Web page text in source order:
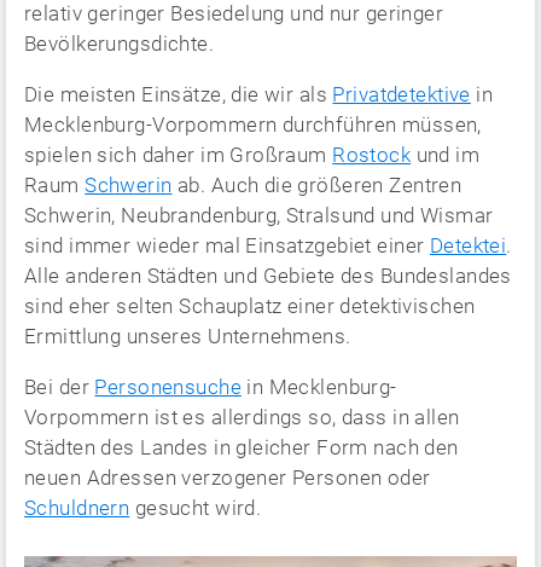
relativ geringer Besiedelung und nur geringer
Bevölkerungsdichte.
Die meisten Einsätze, die wir als Privatdetektive in
Mecklenburg-Vorpommern durchführen müssen,
spielen sich daher im Großraum Rostock und im
RaumSchwerin ab. Auch die größeren Zentren
Schwerin, Neubrandenburg, Stralsund und Wismar
sind immer wieder mal Einsatzgebiet einer Detektei.
Alle anderen Städten und Gebiete des Bundeslandes
sind eher selten Schauplatz einer detektivischen
Ermittlung unseres Unternehmens.
Bei der Personensuchein Mecklenburg-
Vorpommern ist es allerdings so, dass in allen
Städten des Landes in gleicher Form nach den
neuen Adressen verzogener Personen oder
Schuldnern gesucht wird.